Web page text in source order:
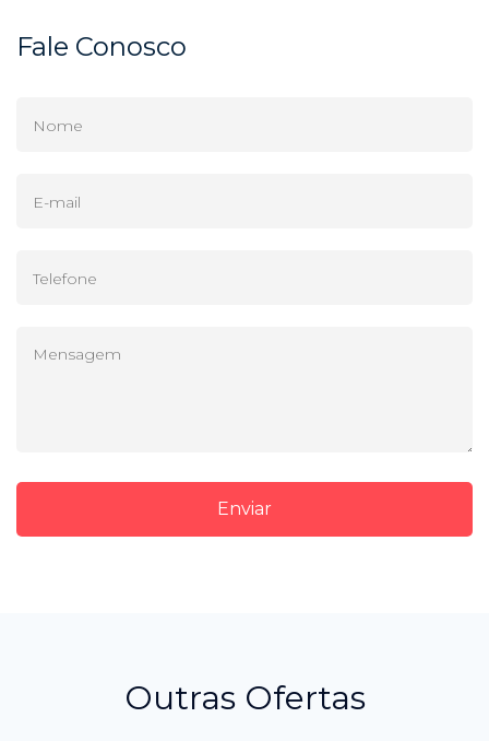
Fale Conosco
Enviar
Outras Ofertas